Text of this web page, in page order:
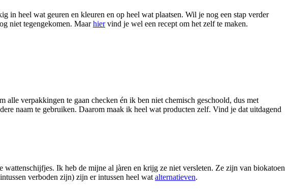
in heel wat geuren en kleuren en op heel wat plaatsen. Wil je nog een stap verder
niet tegengekomen. Maarhiervind je wel een recept om het zelf te maken.
verpakkingen te gaan checken én ik ben niet chemisch geschoold, dus met
naam te gebruiken. Daarom maak ik heel wat producten zelf. Vind je dat uitdagend
Ik heb de mijne al jàren en krijg ze niet versleten. Ze zijn van biokatoen
verboden zijn) zijn er intussen heel wat alternatieven.